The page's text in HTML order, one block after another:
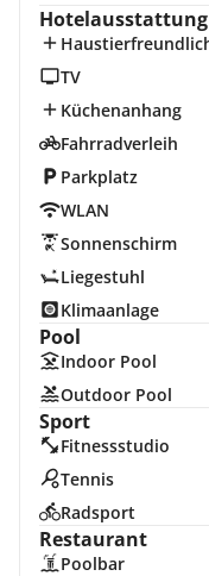
Hotelausstattung
TV
Küchenanhang
Fahrradverleih
Parkplatz
WLAN
Sonnenschirm
Liegestuhl
Klimaanlage
Pool
Indoor Pool
Outdoor Pool
Sport
Fitnessstudio
Tennis
Radsport
Restaurant
Poolbar